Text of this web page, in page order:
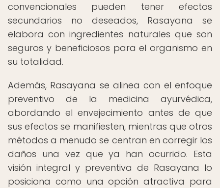
convencionales pueden tener efectos
secundarios no deseados, Rasayana se
elabora con ingredientes naturales que son
seguros y beneficiosos para el organismo en
su totalidad.
Además, Rasayana se alinea con el enfoque
preventivo de la medicina ayurvédica,
abordando el envejecimiento antes de que
sus efectos se manifiesten, mientras que otros
métodos a menudo se centran en corregir los
daños una vez que ya han ocurrido. Esta
visión integral y preventiva de Rasayana lo
posiciona como una opción atractiva para